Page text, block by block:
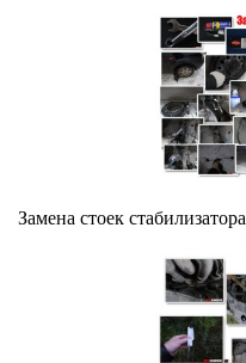
Замена стоек стабилизатора